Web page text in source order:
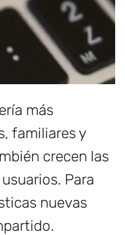
más
familiares y
crecen las
Para
nuevas